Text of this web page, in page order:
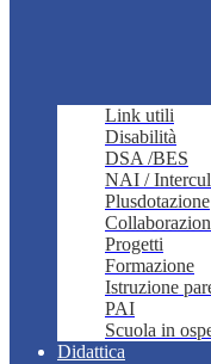
Link utili
Disabilità
DSA /BES
NAI /
Plusdotazione
Progetti
Formazione
Istruzione
PAI
Scuola in
Didattica